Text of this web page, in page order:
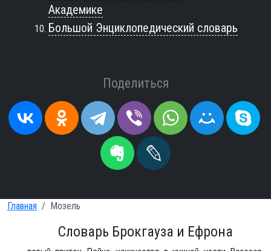
Академике
Большой Энциклопедический словарь
Поделиться
Главная Мозель
Словарь Брокгауза и Ефрона